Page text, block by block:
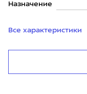
Назначение
Все характеристики